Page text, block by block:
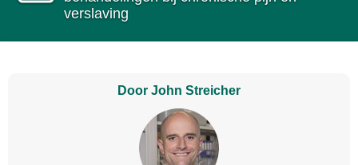
verslaving
Door John Streicher